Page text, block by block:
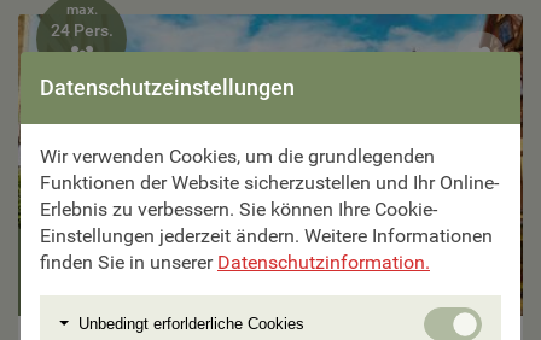
max.
24 Pers.

5 Tage ab €
Datenschutzeinstellungen
Wir verwenden Cookies, um die grundlegenden
Funktionen der Website sicherzustellen und Ihr Online-
Erlebnis zu verbessern. Sie können Ihre Cookie-
Einstellungen jederzeit ändern. Weitere Informationen
finden Sie in unserer Datenschutzinformation.
Unbedingt erforlderliche Cookies